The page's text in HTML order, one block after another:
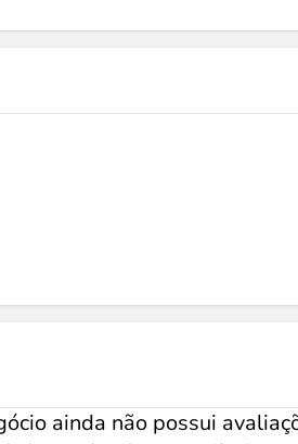
ainda não possui